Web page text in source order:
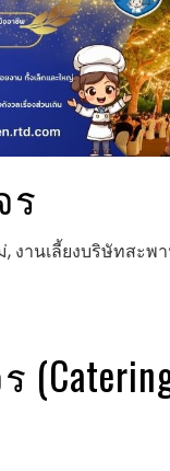
ร
งานเลี้ยงบริษัทสะพ